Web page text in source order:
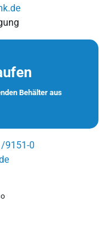
Behälter aus
9151-0